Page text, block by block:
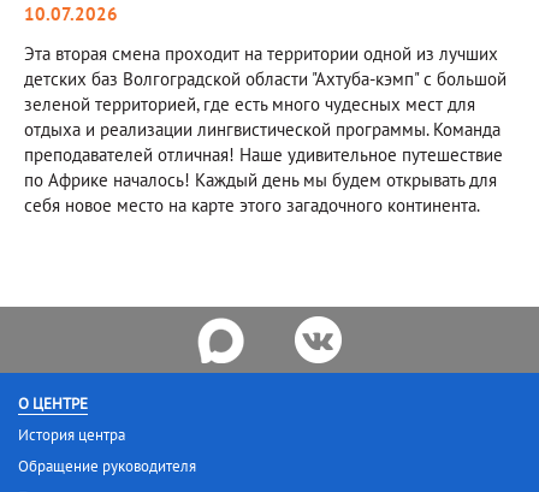
10.07.2026
Эта вторая смена проходит на территории одной из лучших
детских баз Волгоградской области "Ахтуба-кэмп" с большой
зеленой территорией, где есть много чудесных мест для
отдыха и реализации лингвистической программы. Команда
преподавателей отличная! Наше удивительное путешествие
по Африке началось! Каждый день мы будем открывать для
себя новое место на карте этого загадочного континента.
О ЦЕНТРЕ
История центра
Обращение руководителя